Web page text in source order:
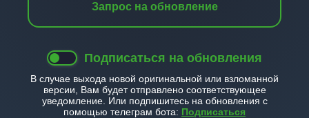
Запрос на обновление
Подписаться на обновления
В случае выхода новой оригинальной или взломанной
версии, Вам будет отправлено соответствующее
уведомление. Или подпишитесь на обновления с
помощью телеграм бота: Подписаться